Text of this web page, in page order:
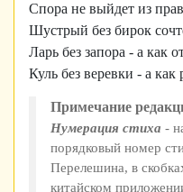
Спора не выйдет из
Шустрый без бирок
Ларь без запора - а как
Куль без веревки - а как
Примечание
Нумерация стиха -
порядковый номер
Перелешина, в
китайском